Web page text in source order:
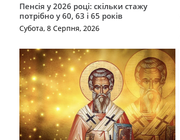
Пенсія у 2026 році: скільки стажу
потрібно у 60, 63 і 65 років
Субота, 8 Серпня, 2026